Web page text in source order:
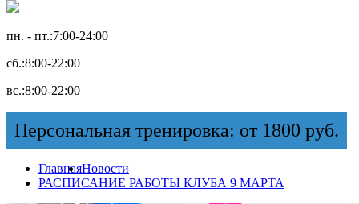
пн. - пт.:7:00-24:00
сб.:8:00-22:00
вс.:8:00-22:00
Персональная тренировка: от 1800 руб.
ГлавнаяНовости
РАСПИСАНИЕ РАБОТЫ КЛУБА 9 МАРТА